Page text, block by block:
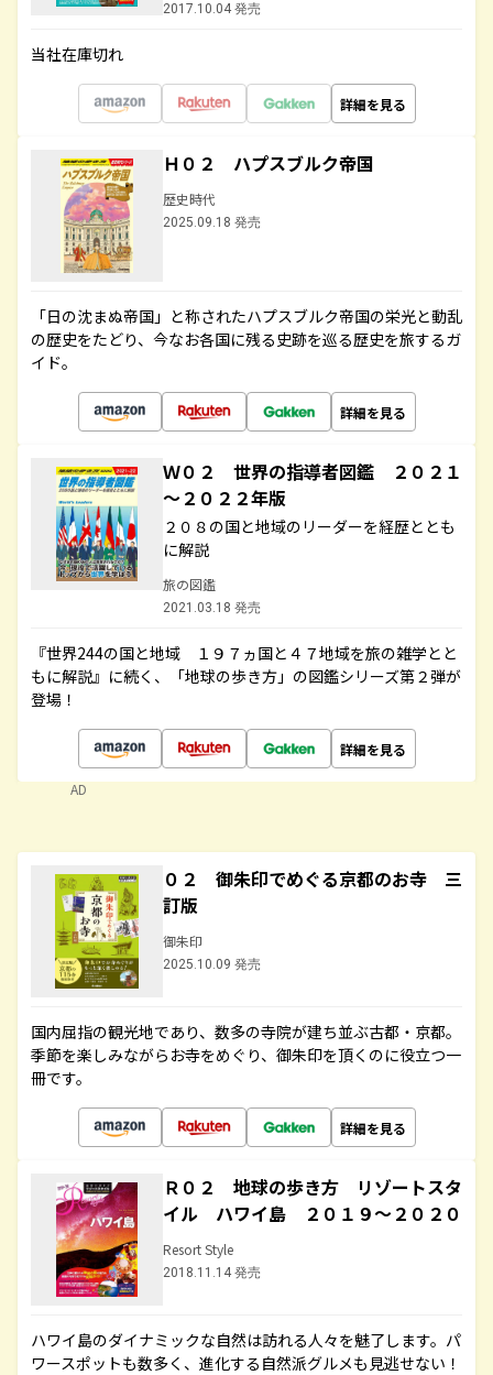
2017.10.04 発売
当社在庫切れ
詳細を見る
Ｈ０２ ハプスブルク帝国
歴史時代
2025.09.18 発売
「日の沈まぬ帝国」と称されたハプスブルク帝国の栄光と動乱
の歴史をたどり、今なお各国に残る史跡を巡る歴史を旅するガ
イド。
詳細を見る
Ｗ０２ 世界の指導者図鑑 ２０２１
～２０２２年版
２０８の国と地域のリーダーを経歴ととも
に解説
旅の図鑑
2021.03.18 発売
『世界244の国と地域 １９７ヵ国と４７地域を旅の雑学とと
もに解説』に続く、「地球の歩き方」の図鑑シリーズ第２弾が
登場！
詳細を見る
AD
０２ 御朱印でめぐる京都のお寺 三
訂版
御朱印
2025.10.09 発売
国内屈指の観光地であり、数多の寺院が建ち並ぶ古都・京都。
季節を楽しみながらお寺をめぐり、御朱印を頂くのに役立つ一
冊です。
詳細を見る
Ｒ０２ 地球の歩き方 リゾートスタ
イル ハワイ島 ２０１９～２０２０
Resort Style
2018.11.14 発売
ハワイ島のダイナミックな自然は訪れる人々を魅了します。パ
ワースポットも数多く、進化する自然派グルメも見逃せない！